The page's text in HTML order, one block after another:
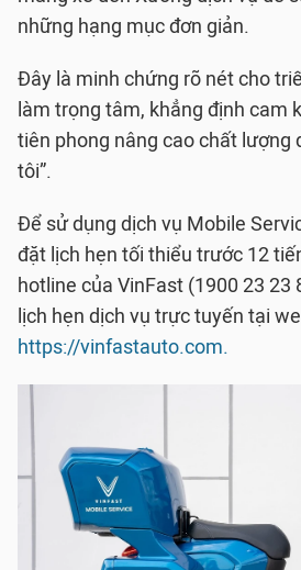
những hạng mục đơn giản.
Đây là minh chứng rõ nét cho
làm trọng tâm, khẳng định cam
tiên phong nâng cao chất lượng
tôi”.
Để sử dụng dịch vụ Mobile
đặt lịch hẹn tối thiểu trước 12
hotline của VinFast (1900 23 23
lịch hẹn dịch vụ trực tuyến tại
https://vinfastauto.com.